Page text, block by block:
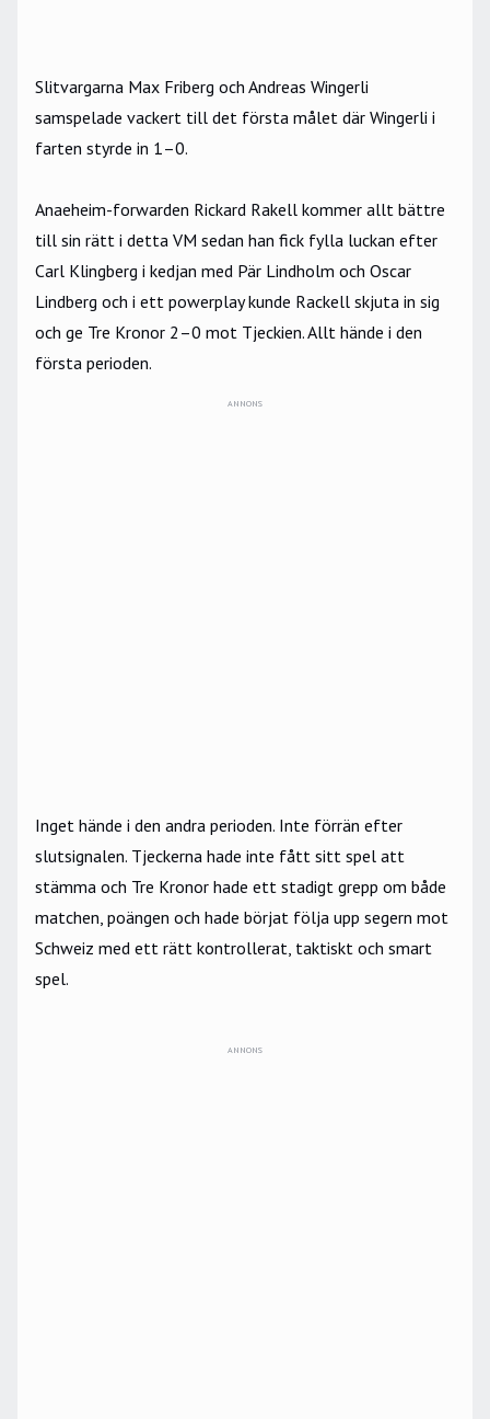
Slitvargarna Max Friberg och Andreas Wingerli
samspelade vackert till det första målet där Wingerli i
farten styrde in 1–0.
Anaeheim-forwarden Rickard Rakell kommer allt bättre
till sin rätt i detta VM sedan han fick fylla luckan efter
Carl Klingberg i kedjan med Pär Lindholm och Oscar
Lindberg och i ett powerplay kunde Rackell skjuta in sig
och ge Tre Kronor 2–0 mot Tjeckien. Allt hände i den
första perioden.
ANNONS
Inget hände i den andra perioden. Inte förrän efter
slutsignalen. Tjeckerna hade inte fått sitt spel att
stämma och Tre Kronor hade ett stadigt grepp om både
matchen, poängen och hade börjat följa upp segern mot
Schweiz med ett rätt kontrollerat, taktiskt och smart
spel.
ANNONS